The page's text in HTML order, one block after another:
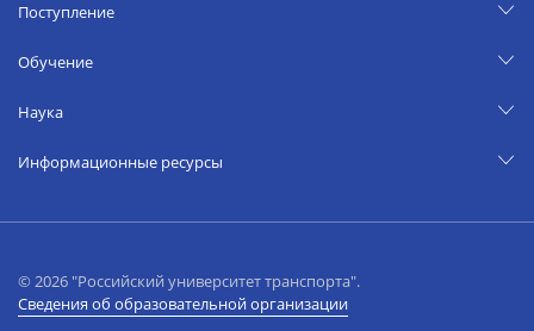
Поступление
Обучение
Наука
Информационные ресурсы
© 2026 "Российский университет транспорта".
Сведения об образовательной организации